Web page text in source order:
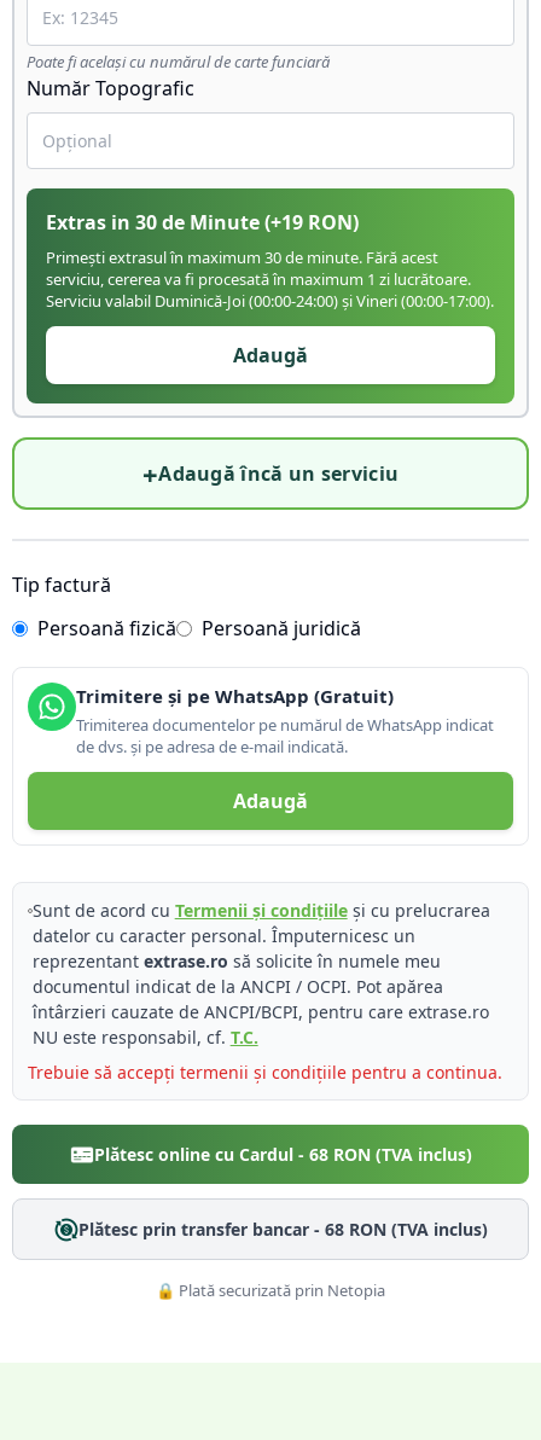
Poate fi același cu numărul de carte funciară
Număr Topografic
Extras in 30 de Minute(+19 RON)
Primești extrasul în maximum 30 de minute. Fără acest
serviciu, cererea va fi procesată în maximum 1 zi lucrătoare.
Serviciu valabil Duminică-Joi (00:00-24:00) și Vineri (00:00-17:00).
Adaugă
+Adaugă încă un serviciu
Tip factură
Persoană fizică
Persoană juridică
Trimitere și pe WhatsApp (Gratuit)
Trimiterea documentelor pe numărul de WhatsApp indicat
de dvs. și pe adresa de e-mail indicată.
Adaugă
Sunt de acord cu Termenii și condițiileși cu prelucrarea
datelor cu caracter personal. Împuternicesc un
reprezentant extrase.ro să solicite în numele meu
documentul indicat de la ANCPI / OCPI. Pot apărea
întârzieri cauzate de ANCPI/BCPI, pentru care extrase.ro
NU este responsabil, cf. T.C.
Trebuie să accepți termenii și condițiile pentru a continua.
Plătesc online cu Cardul - 68RON (TVA inclus)
Plătesc prin transfer bancar - 68RON (TVA inclus)
🔒 Plată securizată prin Netopia